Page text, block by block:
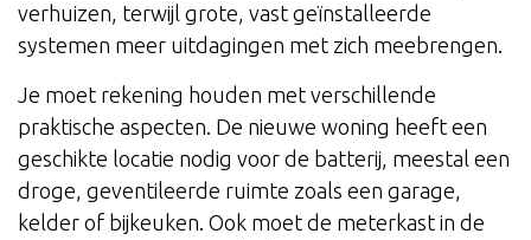
verhuizen, terwijl grote, vast geïnstalleerde
systemen meer uitdagingen met zich meebrengen.
Je moet rekening houden met verschillende
praktische aspecten. De nieuwe woning heeft een
geschikte locatie nodig voor de batterij, meestal een
droge, geventileerde ruimte zoals een garage,
kelder of bijkeuken. Ook moet de meterkast in de